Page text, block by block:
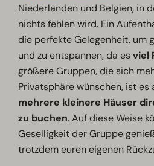
Niederlanden und Belgien, in
nichts fehlen wird. Ein
die perfekte Gelegenheit, um
und zu entspannen, da esviel
größere Gruppen, die sich
Privatsphäre wünschen, ist es
mehrere kleinere Häuser
zu buchen. Auf diese Weise
Geselligkeit der Gruppe
trotzdem euren eigenen